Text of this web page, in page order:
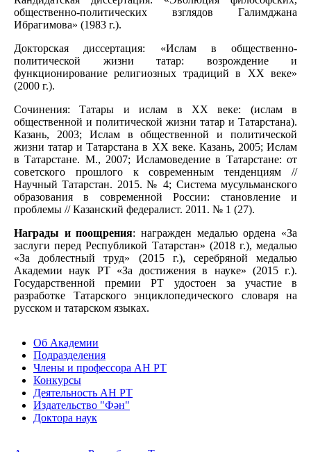
общественно-политических взглядов Галимджана
Ибрагимова» (1983 г.).
Докторская диссертация: «Ислам в общественно-
политической жизни татар: возрождение и
функционирование религиозных традиций в XX веке»
(2000 г.).
Сочинения: Татары и ислам в XX веке: (ислам в
общественной и политической жизни татар и Татарстана).
Казань, 2003; Ислам в общественной и политической
жизни татар и Татарстана в XX веке. Казань, 2005; Ислам
в Татарстане. М., 2007; Исламоведение в Татарстане: от
советского прошлого к современным тенденциям //
Научный Татарстан. 2015. № 4; Система мусульманского
образования в современной России: становление и
проблемы // Казанский федералист. 2011. № 1 (27).
Награды и поощрения: награжден медалью ордена «За
заслуги перед Республикой Татарстан» (2018 г.), медалью
«За доблестный труд» (2015 г.), серебряной медалью
Академии наук РТ «За достижения в науке» (2015 г.).
Государственной премии РТ удостоен за участие в
разработке Татарского энциклопедического словаря на
русском и татарском языках.
Об Академии
Подразделения
Члены и профессора АН РТ
Конкурсы
Деятельность АН РТ
Издательство "Фән"
Доктора наук